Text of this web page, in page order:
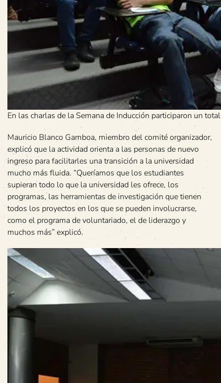
En las charlas de la Semana de Inducción participaron un
Mauricio Blanco Gamboa, miembro del comité organizador,
explicó que la actividad orienta a las personas de nuevo
ingreso para facilitarles una transición a la universidad
mucho más fluida. “Queríamos que los estudiantes
supieran todo lo que la universidad les ofrece, los
programas, las herramientas de investigación que tienen
todos los proyectos en los que se pueden involucrarse,
como el programa de voluntariado, el de liderazgo y
muchos más” explicó.